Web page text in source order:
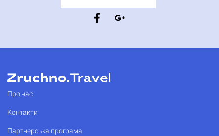
Про нас
Контакти
Партнерська програма